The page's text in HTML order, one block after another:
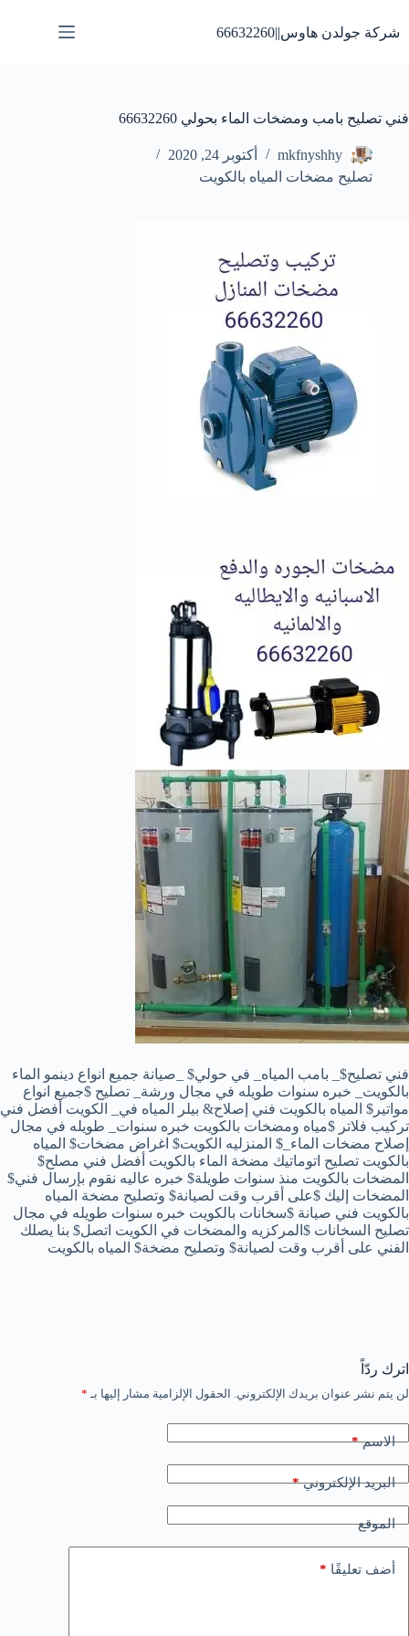
إلى
المحتوى
شركة جولدن هاوس||66632260
فني تصليح بامب ومضخات الماء بحولي 66632260
mkfnyshhy
أكتوبر 24, 2020
تصليح مضخات المياه بالكويت
فني تصليح$_ بامب المياه_ في حولي$ _صيانة جميع انواع دينمو الماء
بالكويت_ خبره سنوات طويله في مجال ورشة_ تصليح $جميع انواع
مواتير$ المياه بالكويت فني إصلاح& بيلر المياه في_ الكويت أفضل فني
تركيب فلاتر $مياه ومضخات بالكويت خبره سنوات_ طويله في مجال
إصلاح مضخات الماء_$ المنزليه الكويت$ اغراض مضخات$ المياه
بالكويت تصليح اتوماتيك مضخة الماء بالكويت أفضل فني مصلح$
المضخات بالكويت منذ سنوات طويلة$ خبره عاليه نقوم بإرسال فني$
المضخات إليك $على أقرب وقت لصيانة$ وتصليح مضخة المياه
بالكويت فني صيانة $سخانات بالكويت خبره سنوات طويله في مجال
تصليح السخانات $المركزيه والمضخات في الكويت اتصل$ بنا يصلك
الفني على أقرب وقت لصيانة$ وتصليح مضخة$ المياه بالكويت
اترك ردّاً
لن يتم نشر عنوان بريدك الإلكتروني. الحقول الإلزامية مشار إليها بـ *
الاسم*
البريد الإلكتروني*
الموقع
أضف تعليقًا *